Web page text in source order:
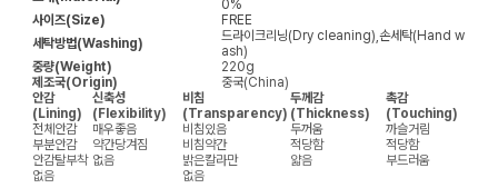
0%
사이즈(Size)
FREE
세탁방법(Washing)
드라이크리닝(Dry cleaning),손세탁(Hand w
ash)
중량(Weight)
220g
제조국(Origin)
중국(China)
안감
(Lining)
신축성
(Flexibility)
비침
(Transparency)
두께감
(Thickness)
촉감
(Touching)
전체안감
매우좋음 비침있음 두꺼움
까슬거림
부분안감
약간당겨짐 비침약간 적당함
적당함
안감탈부착 없음 밝은칼라만 얇음
부드러움
없음
없음